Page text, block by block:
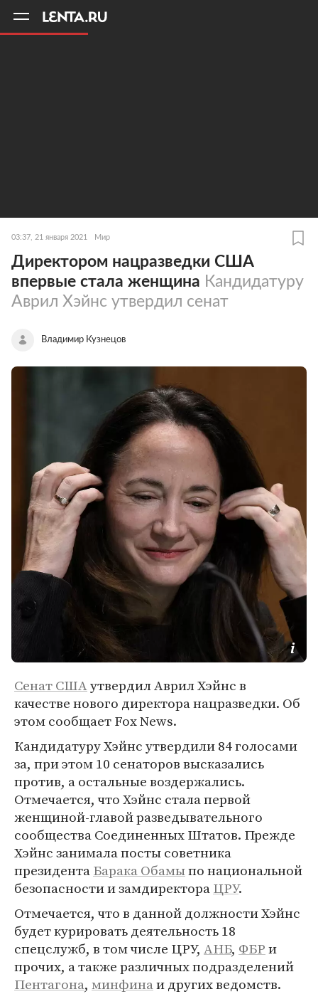
03:37, 21 января 2021 Мир
Директором нацразведки США
впервые стала женщина Кандидатуру
Аврил Хэйнс утвердил сенат
Владимир Кузнецов
Сенат СШАутвердил Аврил Хэйнс в
качестве нового директора нацразведки. Об
этом сообщает Fox News.
Кандидатуру Хэйнс утвердили 84 голосами
за, при этом 10 сенаторов высказались
против, а остальные воздержались.
Отмечается, что Хэйнс стала первой
женщиной-главой разведывательного
сообщества Соединенных Штатов. Прежде
Хэйнс занимала посты советника
президентаБарака Обамыпо национальной
безопасности и замдиректораЦРУ.
Отмечается, что в данной должности Хэйнс
будет курировать деятельность 18
спецслужб, в том числе ЦРУ, АНБ, ФБРи
прочих, а также различных подразделений
Пентагона, минфинаи других ведомств.